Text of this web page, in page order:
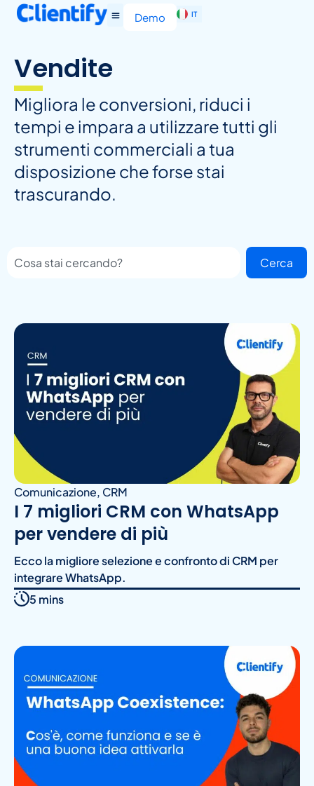
Demo IT
EN
Vendite
Migliora le conversioni, riduci i
tempi e impara a utilizzare tutti gli
strumenti commerciali a tua
disposizione che forse stai
trascurando.
Cerca
Comunicazione, CRM
I 7 migliori CRM con WhatsApp
per vendere di più
Ecco la migliore selezione e confronto di CRM per
integrare WhatsApp.
5 mins